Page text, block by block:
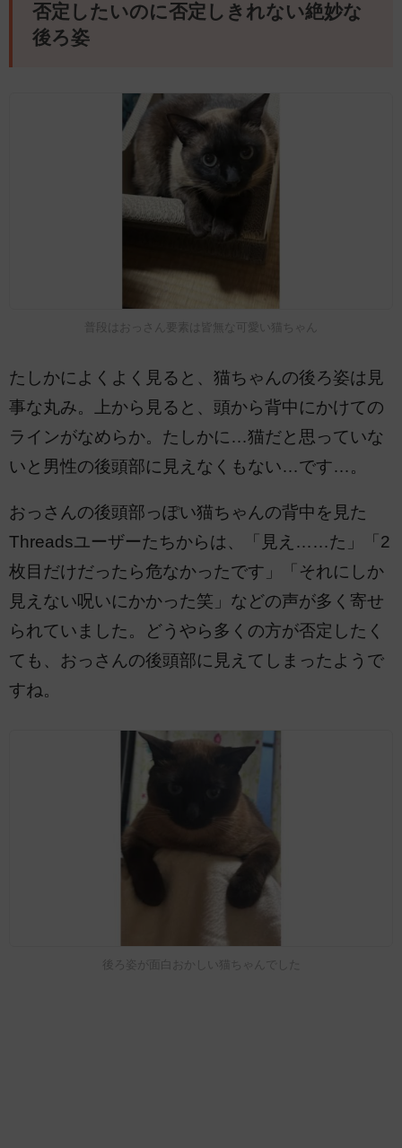
否定したいのに否定しきれない絶妙な
後ろ姿
普段はおっさん要素は皆無な可愛い猫ちゃん
たしかによくよく見ると、猫ちゃんの後ろ姿は見
事な丸み。上から見ると、頭から背中にかけての
ラインがなめらか。たしかに…猫だと思っていな
いと男性の後頭部に見えなくもない…です…。
おっさんの後頭部っぽい猫ちゃんの背中を見た
Threadsユーザーたちからは、「見え……た」「2
枚目だけだったら危なかったです」「それにしか
見えない呪いにかかった笑」などの声が多く寄せ
られていました。どうやら多くの方が否定したく
ても、おっさんの後頭部に見えてしまったようで
すね。
後ろ姿が面白おかしい猫ちゃんでした